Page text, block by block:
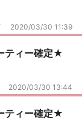
2020/03/30 11:39
ティー確定★
2020/03/30 13:44
ティー確定★